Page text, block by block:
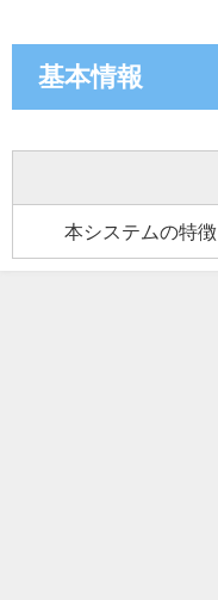
基本情報
本システムの特徴